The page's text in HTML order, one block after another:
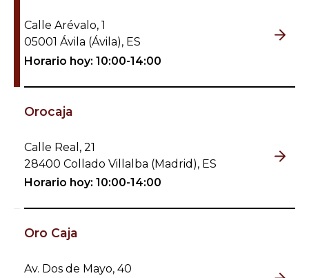
Calle Arévalo, 1
05001 Ávila (Ávila), ES
Horario hoy: 10:00-14:00
Orocaja
Calle Real, 21
28400 Collado Villalba (Madrid), ES
Horario hoy: 10:00-14:00
Oro Caja
Av. Dos de Mayo, 40